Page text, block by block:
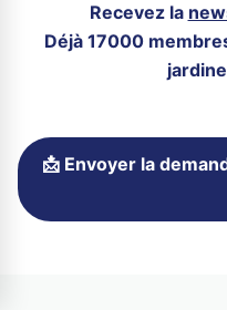
Recevez la
Déjà 17000
📩 Envoyer la